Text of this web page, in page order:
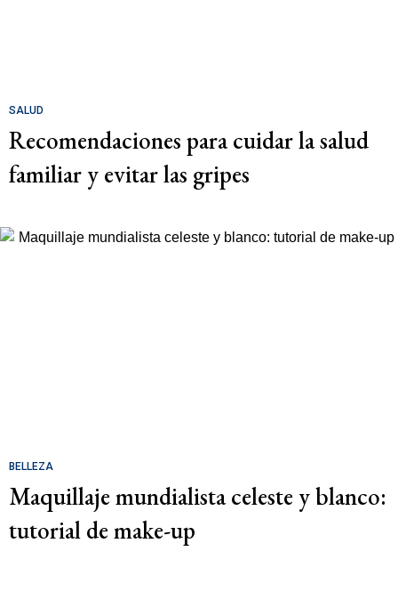
SALUD
Recomendaciones para cuidar la salud
familiar y evitar las gripes
BELLEZA
Maquillaje mundialista celeste y blanco:
tutorial de make-up